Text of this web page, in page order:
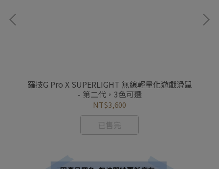
羅技G Pro X SUPERLIGHT 無線輕量化遊戲滑鼠
- 第二代，3色可選
NT$3,600
已售完